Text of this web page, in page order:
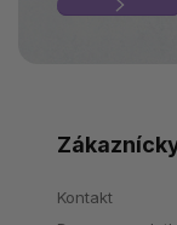
Kontakt